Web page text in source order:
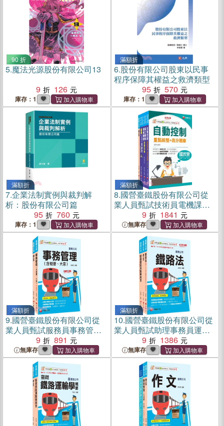
90 折
5.魔法光源股份有限公司13
9
126
庫存：1
滿額折
6.股份有限公司股東以民事
程序保障其權益之救濟類型
95
570
庫存：1
滿額折
7.企業法制實例與裁判解
析：股份有限公司篇
95
760
庫存：1
滿額折
8.國營臺鐵股份有限公司從
業人員甄試技術員電機課文
版套書（共四冊）
9 1841
無庫存
滿額折
9.國營臺鐵股份有限公司從
業人員甄試服務員事務管理
課文版套書（共二冊）
9 891
無庫存
滿額折
10.國營臺鐵股份有限公司從
業人員甄試助理事務員運務
課文版套書（共三冊）
9 1386
無庫存